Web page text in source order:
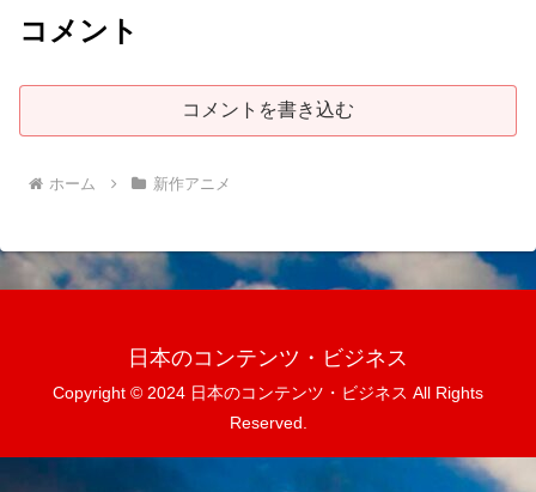
コメント
コメントを書き込む
ホーム 新作アニメ
日本のコンテンツ・ビジネス
Copyright © 2024 日本のコンテンツ・ビジネス All Rights
Reserved.